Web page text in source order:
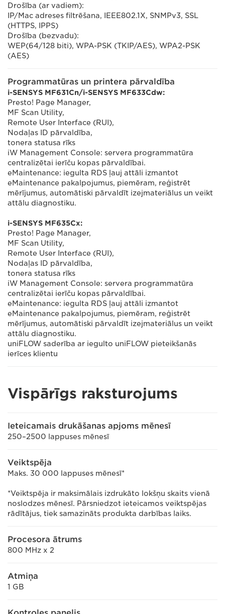
Drošība (ar vadiem):
IP/Mac adreses filtrēšana, IEEE802.1X, SNMPv3, SSL
(HTTPS, IPPS)
Drošība (bezvadu):
WEP(64/128 biti), WPA-PSK (TKIP/AES), WPA2-PSK
(AES)
Programmatūras un printera pārvaldība
i-SENSYS MF631Cn/i-SENSYS MF633Cdw:
Presto! Page Manager,
MF Scan Utility,
Remote User Interface (RUI),
Nodaļas ID pārvaldība,
tonera statusa rīks
iW Management Console: servera programmatūra
centralizētai ierīču kopas pārvaldībai.
eMaintenance: iegulta RDS ļauj attāli izmantot
eMaintenance pakalpojumus, piemēram, reģistrēt
mērījumus, automātiski pārvaldīt izejmateriālus un veikt
attālu diagnostiku.
i-SENSYS MF635Cx:
Presto! Page Manager,
MF Scan Utility,
Remote User Interface (RUI),
Nodaļas ID pārvaldība,
tonera statusa rīks
iW Management Console: servera programmatūra
centralizētai ierīču kopas pārvaldībai.
eMaintenance: iegulta RDS ļauj attāli izmantot
eMaintenance pakalpojumus, piemēram, reģistrēt
mērījumus, automātiski pārvaldīt izejmateriālus un veikt
attālu diagnostiku.
uniFLOW saderība ar iegulto uniFLOW pieteikšanās
ierīces klientu
Vispārīgs raksturojums
Ieteicamais drukāšanas apjoms mēnesī
250–2500 lappuses mēnesī
Veiktspēja
Maks. 30 000 lappuses mēnesī*
*Veiktspēja ir maksimālais izdrukāto lokšņu skaits vienā
noslodzes mēnesī. Pārsniedzot ieteicamos veiktspējas
rādītājus, tiek samazināts produkta darbības laiks.
Procesora ātrums
800 MHz x 2
Atmiņa
1 GB